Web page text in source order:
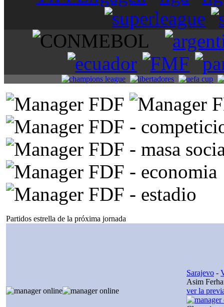
Partidos estrella de la próxima jornada
Sarajevo -
Asim
ver la